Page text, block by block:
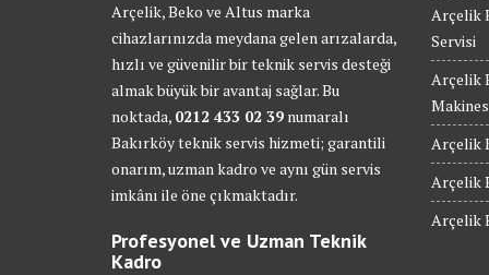
Arçelik, Beko ve Altus marka
cihazlarınızda meydana gelen arızalarda,
hızlı ve güvenilir bir teknik servis desteği
almak büyük bir avantaj sağlar. Bu
noktada, 0212 433 02 39 numaralı
Bakırköy teknik servis hizmeti; garantili
onarım, uzman kadro ve aynı gün servis
imkânı ile öne çıkmaktadır.
Profesyonel ve Uzman Teknik
Kadro
Arçelik
Servisi
Arçelik
Arçelik
Arçelik
Arçelik